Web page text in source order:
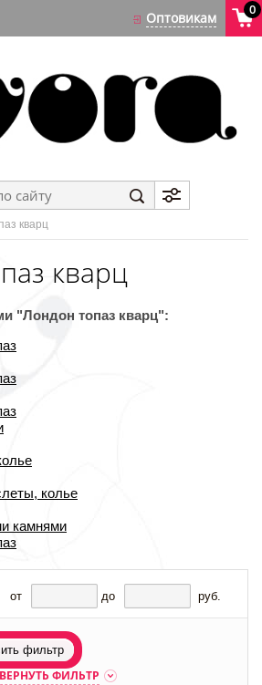
0
кварц
кварц
"Лондон топаз кварц":
колье
камнями
от до руб.
фильтр
ФИЛЬТР